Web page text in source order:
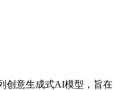
创意生成式AI模型，旨在